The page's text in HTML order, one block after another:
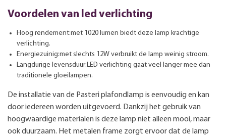
Voordelen van led verlichting
Hoog rendement:met 1020 lumen biedt deze lamp krachtige
verlichting.
Energiezuinig:met slechts 12W verbruikt de lamp weinig stroom.
Langdurige levensduur:LED verlichting gaat veel langer mee dan
traditionele gloeilampen.
De installatie van de Pasteri plafondlamp is eenvoudig en kan
door iedereen worden uitgevoerd. Dankzij het gebruik van
hoogwaardige materialen is deze lamp niet alleen mooi, maar
ook duurzaam. Het metalen frame zorgt ervoor dat de lamp